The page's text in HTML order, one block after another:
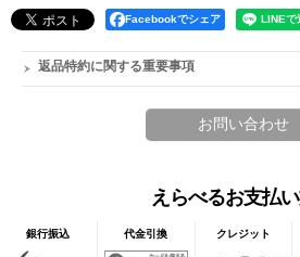
Facebookでシェア
返品特約に関する重要事項
えらべるお支払
銀行振込 代金引換 クレジット